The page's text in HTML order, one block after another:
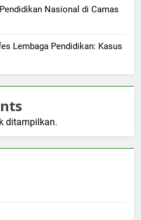
Nasional di Camas
Lembaga Pendidikan: Kasus
ditampilkan.